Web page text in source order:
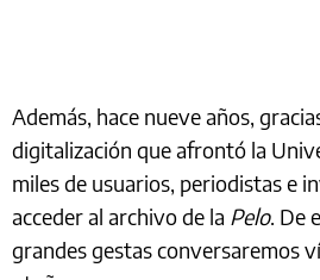
Además, hace nueve años,
digitalización que afrontó la
miles de usuarios, periodistas e
acceder al archivo de la Pelo. De
grandes gestas conversaremos